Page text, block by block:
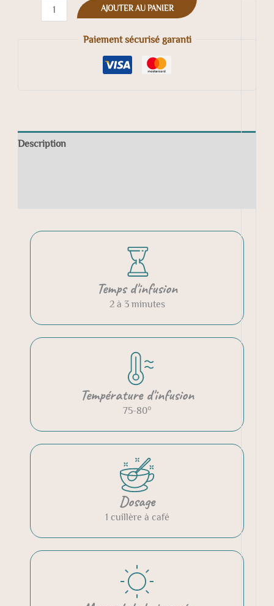
AJOUTER AU PANIER
Paiement sécurisé garanti
Description
Temps d'infusion
2 à 3 minutes
Température d'infusion
75-80°
Dosage
1 cuillère à café